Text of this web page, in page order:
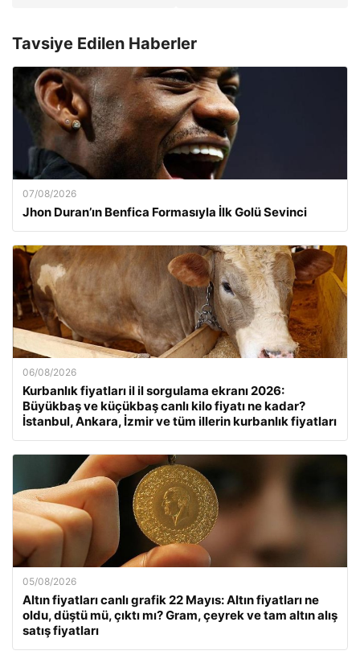
Tavsiye Edilen Haberler
07/08/2026
Jhon Duran’ın Benfica Formasıyla İlk Golü Sevinci
06/08/2026
Kurbanlık fiyatları il il sorgulama ekranı 2026:
Büyükbaş ve küçükbaş canlı kilo fiyatı ne kadar?
İstanbul, Ankara, İzmir ve tüm illerin kurbanlık fiyatları
05/08/2026
Altın fiyatları canlı grafik 22 Mayıs: Altın fiyatları ne
oldu, düştü mü, çıktı mı? Gram, çeyrek ve tam altın alış
satış fiyatları